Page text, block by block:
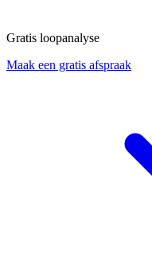
Gratis loopanalyse
Maak een gratis afspraak